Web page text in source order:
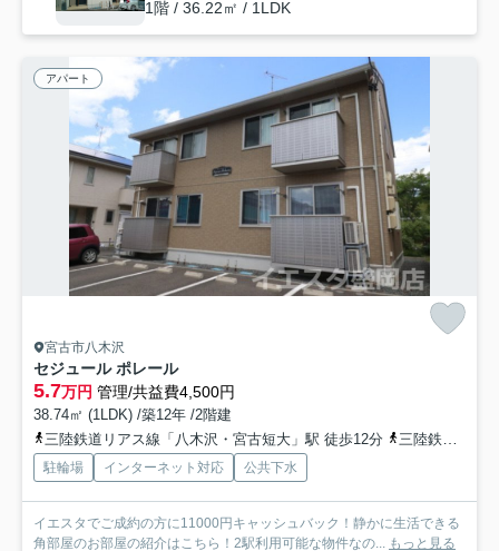
1階 / 36.22㎡ / 1LDK
アパート
宮古市八木沢
セジュール ポレール
5.7万円 管理/共益費4,500円
38.74㎡ (1LDK) /築12年 /2階建
三陸鉄道リアス線「八木沢・宮古短大」駅 徒歩12分
三陸鉄道リアス線「磯鶏」駅 徒歩24分
駐輪場 インターネット対応 公共下水
イエスタでご成約の方に11000円キャッシュバック！静かに生活できる
角部屋のお部屋の紹介はこちら！2駅利用可能な物件なの... もっと見る